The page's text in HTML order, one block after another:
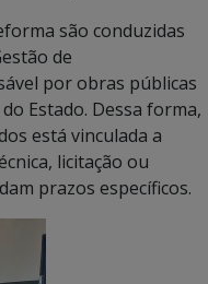
são conduzidas
de
por obras públicas
Estado. Dessa forma,
está vinculada a
licitação ou
prazos específicos.